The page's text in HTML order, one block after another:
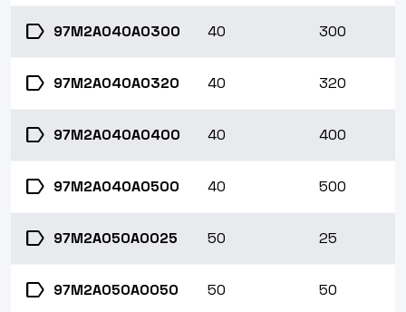
label 97M2A040A0300 40 300
label 97M2A040A0320 40 320
label 97M2A040A0400 40 400
label 97M2A040A0500 40 500
label 97M2A050A0025 50 25
label 97M2A050A0050 50 50